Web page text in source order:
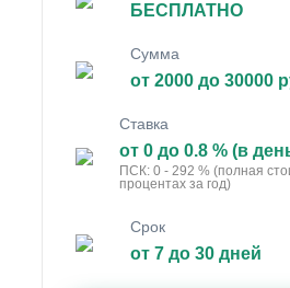
БЕСПЛАТНО
Сумма
от 2000 до 30000
Ставка
от 0 до 0.8 % (в
ПСК: 0 - 292 % (полная
процентах за год)
Срок
от 7 до 30 дней